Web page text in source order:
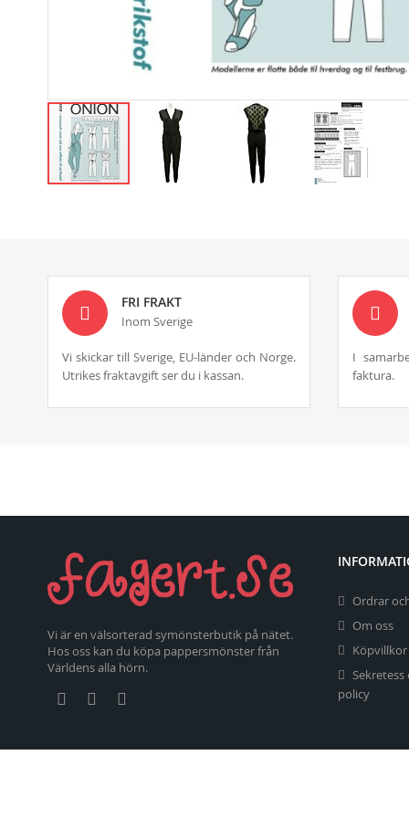
the
images
gallery
FRI FRAKT
Inom Sverige
Vi skickar till Sverige, EU-länder och Norge.
Utrikes fraktavgift ser du i kassan.
I
faktura.
Vi är en välsorterad symönsterbutik på nätet.
Hos oss kan du köpa pappersmönster från
Världens alla hörn.
Ordrar
Om oss
Köpvillkor
Sekretess
policy